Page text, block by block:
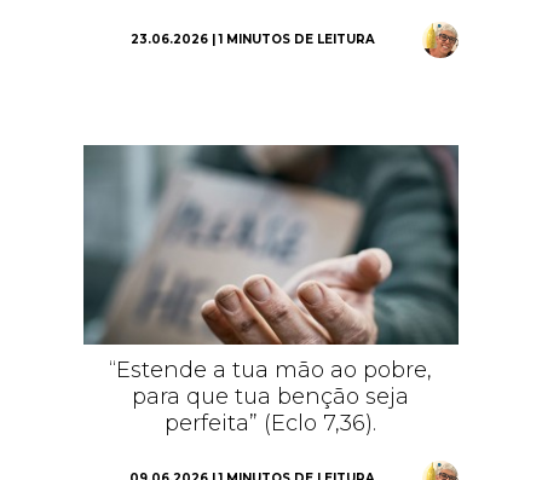
23.06.2026 | 1 MINUTOS DE LEITURA
“Estende a tua mão ao pobre,
para que tua benção seja
perfeita” (Eclo 7,36).